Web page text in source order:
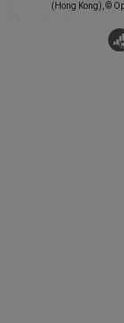
(Hong Kong), ©